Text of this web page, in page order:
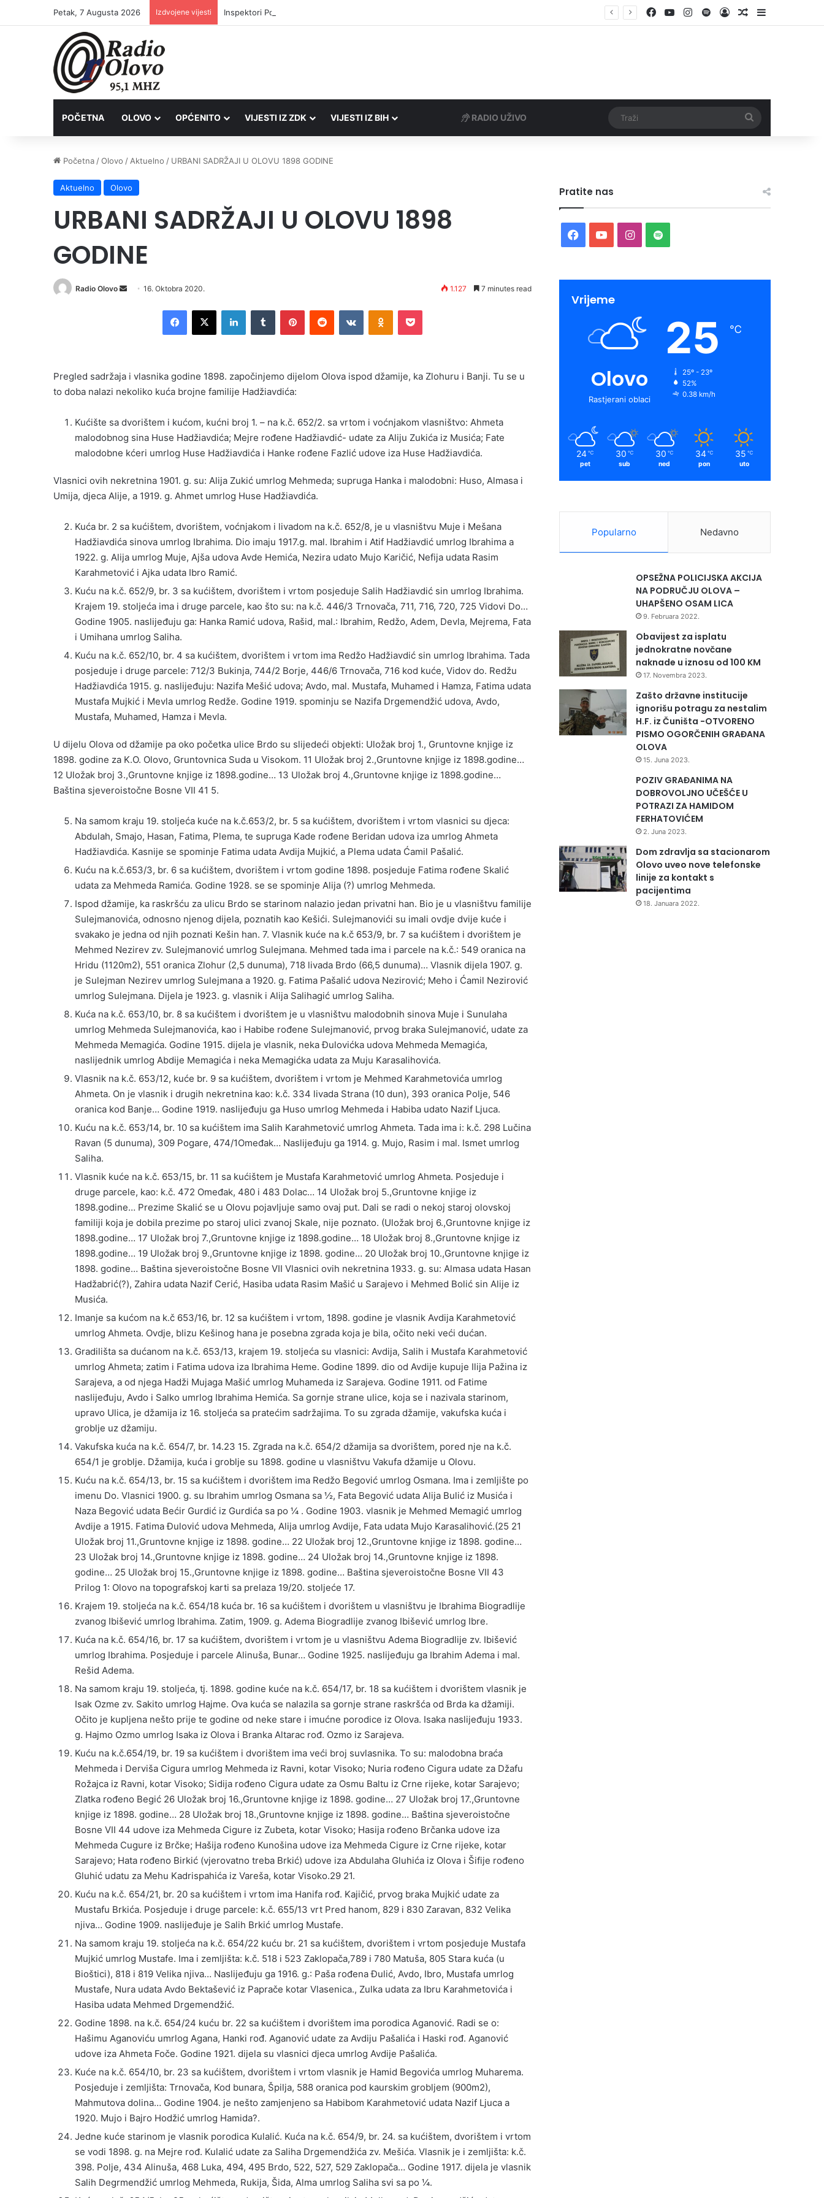
Petak, 7 Augusta 2026 Izdvojene vijesti Inspektori Porezne uprave FBiH na području ZDK izvršili 24 inspekcijska nadzora Facebook
YouTubeInstagram
SpotifyLog InRandom Article
Sidebar
POČETNA OLOVO OPĆENITO VIJESTI IZ ZDK VIJESTI IZ BIH RADIO UŽIVO
Početna /Olovo / Aktuelno / URBANI SADRŽAJI U OLOVU 1898 GODINE
Aktuelno Olovo
URBANI SADRŽAJI U OLOVU 1898
GODINE
Radio Olovo
Send16. Oktobra 2020. 1.127 7 minutes read
Facebook
X LinkedInTumblr PinterestReddit VKontakteOdnoklassniki
Pocket
Pregled sadržaja i vlasnika godine 1898. započinjemo dijelom Olova ispod džamije, ka Zlohuru i Banji. Tu se u
to doba nalazi nekoliko kuća brojne familije Hadžiavdića:
Kućište sa dvorištem i kućom, kućni broj 1. – na k.č. 652/2. sa vrtom i voćnjakom vlasništvo: Ahmeta
malodobnog sina Huse Hadžiavdića; Mejre rođene Hadžiavdić- udate za Aliju Zukića iz Musića; Fate
malodobne kćeri umrlog Huse Hadžiavdića i Hanke rođene Fazlić udove iza Huse Hadžiavdića.
Vlasnici ovih nekretnina 1901. g. su: Alija Zukić umrlog Mehmeda; supruga Hanka i malodobni: Huso, Almasa i
Umija, djeca Alije, a 1919. g. Ahmet umrlog Huse Hadžiavdića.
Kuća br. 2 sa kućištem, dvorištem, voćnjakom i livadom na k.č. 652/8, je u vlasništvu Muje i Mešana
Hadžiavdića sinova umrlog Ibrahima. Dio imaju 1917.g. mal. Ibrahim i Atif Hadžiavdić umrlog Ibrahima a
1922. g. Alija umrlog Muje, Ajša udova Avde Hemića, Nezira udato Mujo Karičić, Nefija udata Rasim
Karahmetović i Ajka udata Ibro Ramić.
Kuću na k.č. 652/9, br. 3 sa kućištem, dvorištem i vrtom posjeduje Salih Hadžiavdić sin umrlog Ibrahima.
Krajem 19. stoljeća ima i druge parcele, kao što su: na k.č. 446/3 Trnovača, 711, 716, 720, 725 Vidovi Do…
Godine 1905. naslijeđuju ga: Hanka Ramić udova, Rašid, mal.: Ibrahim, Redžo, Adem, Devla, Mejrema, Fata
i Umihana umrlog Saliha.
Kuću na k.č. 652/10, br. 4 sa kućištem, dvorištem i vrtom ima Redžo Hadžiavdić sin umrlog Ibrahima. Tada
posjeduje i druge parcele: 712/3 Bukinja, 744/2 Borje, 446/6 Trnovača, 716 kod kuće, Vidov do. Redžu
Hadžiavdića 1915. g. naslijeđuju: Nazifa Mešić udova; Avdo, mal. Mustafa, Muhamed i Hamza, Fatima udata
Mustafa Mujkić i Mevla umrlog Redže. Godine 1919. spominju se Nazifa Drgemendžić udova, Avdo,
Mustafa, Muhamed, Hamza i Mevla.
U dijelu Olova od džamije pa oko početka ulice Brdo su slijedeći objekti: Uložak broj 1., Gruntovne knjige iz
1898. godine za K.O. Olovo, Gruntovnica Suda u Visokom. 11 Uložak broj 2.,Gruntovne knjige iz 1898.godine…
12 Uložak broj 3.,Gruntovne knjige iz 1898.godine… 13 Uložak broj 4.,Gruntovne knjige iz 1898.godine…
Baština sjeveroistočne Bosne VII 41 5.
Na samom kraju 19. stoljeća kuće na k.č.653/2, br. 5 sa kućištem, dvorištem i vrtom vlasnici su djeca:
Abdulah, Smajo, Hasan, Fatima, Plema, te supruga Kade rođene Beridan udova iza umrlog Ahmeta
Hadžiavdića. Kasnije se spominje Fatima udata Avdija Mujkić, a Plema udata Ćamil Pašalić.
Kuću na k.č.653/3, br. 6 sa kućištem, dvorištem i vrtom godine 1898. posjeduje Fatima rođene Skalić
udata za Mehmeda Ramića. Godine 1928. se se spominje Alija (?) umrlog Mehmeda.
Ispod džamije, ka raskršću za ulicu Brdo se starinom nalazio jedan privatni han. Bio je u vlasništvu familije
Sulejmanovića, odnosno njenog dijela, poznatih kao Kešići. Sulejmanovići su imali ovdje dvije kuće i
svakako je jedna od njih poznati Kešin han. 7. Vlasnik kuće na k.č 653/9, br. 7 sa kućištem i dvorištem je
Mehmed Nezirev zv. Sulejmanović umrlog Sulejmana. Mehmed tada ima i parcele na k.č.: 549 oranica na
Hridu (1120m2), 551 oranica Zlohur (2,5 dunuma), 718 livada Brdo (66,5 dunuma)… Vlasnik dijela 1907. g.
je Sulejman Nezirev umrlog Sulejmana a 1920. g. Fatima Pašalić udova Nezirović; Meho i Ćamil Nezirović
umrlog Sulejmana. Dijela je 1923. g. vlasnik i Alija Salihagić umrlog Saliha.
Kuća na k.č. 653/10, br. 8 sa kućištem i dvorištem je u vlasništvu malodobnih sinova Muje i Sunulaha
umrlog Mehmeda Sulejmanovića, kao i Habibe rođene Sulejmanović, prvog braka Sulejmanović, udate za
Mehmeda Memagića. Godine 1915. dijela je vlasnik, neka Đulovićka udova Mehmeda Memagića,
naslijednik umrlog Abdije Memagića i neka Memagićka udata za Muju Karasalihovića.
Vlasnik na k.č. 653/12, kuće br. 9 sa kućištem, dvorištem i vrtom je Mehmed Karahmetovića umrlog
Ahmeta. On je vlasnik i drugih nekretnina kao: k.č. 334 livada Strana (10 dun), 393 oranica Polje, 546
oranica kod Banje… Godine 1919. naslijeđuju ga Huso umrlog Mehmeda i Habiba udato Nazif Ljuca.
Kuću na k.č. 653/14, br. 10 sa kućištem ima Salih Karahmetović umrlog Ahmeta. Tada ima i: k.č. 298 Lučina
Ravan (5 dunuma), 309 Pogare, 474/1Omeđak… Naslijeđuju ga 1914. g. Mujo, Rasim i mal. Ismet umrlog
Saliha.
Vlasnik kuće na k.č. 653/15, br. 11 sa kućištem je Mustafa Karahmetović umrlog Ahmeta. Posjeduje i
druge parcele, kao: k.č. 472 Omeđak, 480 i 483 Dolac… 14 Uložak broj 5.,Gruntovne knjige iz
1898.godine… Prezime Skalić se u Olovu pojavljuje samo ovaj put. Dali se radi o nekoj staroj olovskoj
familiji koja je dobila prezime po staroj ulici zvanoj Skale, nije poznato. (Uložak broj 6.,Gruntovne knjige iz
1898.godine… 17 Uložak broj 7.,Gruntovne knjige iz 1898.godine… 18 Uložak broj 8.,Gruntovne knjige iz
1898.godine… 19 Uložak broj 9.,Gruntovne knjige iz 1898. godine… 20 Uložak broj 10.,Gruntovne knjige iz
1898. godine… Baština sjeveroistočne Bosne VII Vlasnici ovih nekretnina 1933. g. su: Almasa udata Hasan
Hadžabrić(?), Zahira udata Nazif Cerić, Hasiba udata Rasim Mašić u Sarajevo i Mehmed Bolić sin Alije iz
Musića.
Imanje sa kućom na k.č 653/16, br. 12 sa kućištem i vrtom, 1898. godine je vlasnik Avdija Karahmetović
umrlog Ahmeta. Ovdje, blizu Kešinog hana je posebna zgrada koja je bila, očito neki veći dućan.
Gradilišta sa dućanom na k.č. 653/13, krajem 19. stoljeća su vlasnici: Avdija, Salih i Mustafa Karahmetović
umrlog Ahmeta; zatim i Fatima udova iza Ibrahima Heme. Godine 1899. dio od Avdije kupuje Ilija Pažina iz
Sarajeva, a od njega Hadži Mujaga Mašić umrlog Muhameda iz Sarajeva. Godine 1911. od Fatime
naslijeđuju, Avdo i Salko umrlog Ibrahima Hemića. Sa gornje strane ulice, koja se i nazivala starinom,
upravo Ulica, je džamija iz 16. stoljeća sa pratećim sadržajima. To su zgrada džamije, vakufska kuća i
groblje uz džamiju.
Vakufska kuća na k.č. 654/7, br. 14.23 15. Zgrada na k.č. 654/2 džamija sa dvorištem, pored nje na k.č.
654/1 je groblje. Džamija, kuća i groblje su 1898. godine u vlasništvu Vakufa džamije u Olovu.
Kuću na k.č. 654/13, br. 15 sa kućištem i dvorištem ima Redžo Begović umrlog Osmana. Ima i zemljište po
imenu Do. Vlasnici 1900. g. su Ibrahim umrlog Osmana sa ½, Fata Begović udata Alija Bulić iz Musića i
Naza Begović udata Bećir Gurdić iz Gurdića sa po ¼ . Godine 1903. vlasnik je Mehmed Memagić umrlog
Avdije a 1915. Fatima Đulović udova Mehmeda, Alija umrlog Avdije, Fata udata Mujo Karasalihović.(25 21
Uložak broj 11.,Gruntovne knjige iz 1898. godine… 22 Uložak broj 12.,Gruntovne knjige iz 1898. godine…
23 Uložak broj 14.,Gruntovne knjige iz 1898. godine… 24 Uložak broj 14.,Gruntovne knjige iz 1898.
godine… 25 Uložak broj 15.,Gruntovne knjige iz 1898. godine… Baština sjeveroistočne Bosne VII 43
Prilog 1: Olovo na topografskoj karti sa prelaza 19/20. stoljeće 17.
Krajem 19. stoljeća na k.č. 654/18 kuća br. 16 sa kućištem i dvorištem u vlasništvu je Ibrahima Biogradlije
zvanog Ibišević umrlog Ibrahima. Zatim, 1909. g. Adema Biogradlije zvanog Ibišević umrlog Ibre.
Kuća na k.č. 654/16, br. 17 sa kućištem, dvorištem i vrtom je u vlasništvu Adema Biogradlije zv. Ibišević
umrlog Ibrahima. Posjeduje i parcele Alinuša, Bunar… Godine 1925. naslijeđuju ga Ibrahim Adema i mal.
Rešid Adema.
Na samom kraju 19. stoljeća, tj. 1898. godine kuće na k.č. 654/17, br. 18 sa kućištem i dvorištem vlasnik je
Isak Ozme zv. Sakito umrlog Hajme. Ova kuća se nalazila sa gornje strane raskršća od Brda ka džamiji.
Očito je kupljena nešto prije te godine od neke stare i imućne porodice iz Olova. Isaka naslijeđuju 1933.
g. Hajmo Ozmo umrlog Isaka iz Olova i Branka Altarac rođ. Ozmo iz Sarajeva.
Kuću na k.č.654/19, br. 19 sa kućištem i dvorištem ima veći broj suvlasnika. To su: malodobna braća
Mehmeda i Derviša Cigura umrlog Mehmeda iz Ravni, kotar Visoko; Nuria rođeno Cigura udate za Džafu
Rožajca iz Ravni, kotar Visoko; Sidija rođeno Cigura udate za Osmu Baltu iz Crne rijeke, kotar Sarajevo;
Zlatka rođeno Begić 26 Uložak broj 16.,Gruntovne knjige iz 1898. godine… 27 Uložak broj 17.,Gruntovne
knjige iz 1898. godine… 28 Uložak broj 18.,Gruntovne knjige iz 1898. godine… Baština sjeveroistočne
Bosne VII 44 udove iza Mehmeda Cigure iz Zubeta, kotar Visoko; Hasija rođeno Brčanka udove iza
Mehmeda Cugure iz Brčke; Hašija rođeno Kunošina udove iza Mehmeda Cigure iz Crne rijeke, kotar
Sarajevo; Hata rođeno Birkić (vjerovatno treba Brkić) udove iza Abdulaha Gluhića iz Olova i Šifije rođeno
Gluhić udatu za Mehu Kadrispahića iz Vareša, kotar Visoko.29 21.
Kuću na k.č. 654/21, br. 20 sa kućištem i vrtom ima Hanifa rođ. Kajičić, prvog braka Mujkić udate za
Mustafu Brkića. Posjeduje i druge parcele: k.č. 655/13 vrt Pred hanom, 829 i 830 Zaravan, 832 Velika
njiva… Godine 1909. naslijeđuje je Salih Brkić umrlog Mustafe.
Na samom kraju 19. stoljeća na k.č. 654/22 kuću br. 21 sa kućištem, dvorištem i vrtom posjeduje Mustafa
Mujkić umrlog Mustafe. Ima i zemljišta: k.č. 518 i 523 Zaklopača,789 i 780 Matuša, 805 Stara kuća (u
Bioštici), 818 i 819 Velika njiva… Naslijeđuju ga 1916. g.: Paša rođena Đulić, Avdo, Ibro, Mustafa umrlog
Mustafe, Nura udata Avdo Bektašević iz Paprače kotar Vlasenica., Zulka udata za Ibru Karahmetovića i
Hasiba udata Mehmed Drgemendžić.
Godine 1898. na k.č. 654/24 kuću br. 22 sa kućištem i dvorištem ima porodica Aganović. Radi se o:
Hašimu Aganoviću umrlog Agana, Hanki rođ. Aganović udate za Avdiju Pašalića i Haski rođ. Aganović
udove iza Ahmeta Foče. Godine 1921. dijela su vlasnici djeca umrlog Avdije Pašalića.
Kuće na k.č. 654/10, br. 23 sa kućištem, dvorištem i vrtom vlasnik je Hamid Begovića umrlog Muharema.
Posjeduje i zemljišta: Trnovača, Kod bunara, Špilja, 588 oranica pod kaurskim grobljem (900m2),
Mahmutova dolina… Godine 1904. je nešto zamjenjeno sa Habibom Karahmetović udata Nazif Ljuca a
1920. Mujo i Bajro Hodžić umrlog Hamida?.
Jedne kuće starinom je vlasnik porodica Kulalić. Kuća na k.č. 654/9, br. 24. sa kućištem, dvorištem i vrtom
se vodi 1898. g. na Mejre rođ. Kulalić udate za Saliha Drgemendžića zv. Mešića. Vlasnik je i zemljišta: k.č.
398. Polje, 434 Alinuša, 468 Luka, 494, 495 Brdo, 522, 527, 529 Zaklopača… Godine 1917. dijela je vlasnik
Salih Degrmendžić umrlog Mehmeda, Rukija, Šida, Alma umrlog Saliha svi sa po ¼.
Pratite nas
Facebook
YouTubeInstagram
Spotify
Vrijeme
Olovo
Rastjerani oblaci
25 ℃
25º - 23º
52%
0.38 km/h
24 ℃
pet
30 ℃
sub
30 ℃
ned
34 ℃
pon
35 ℃
uto
Popularno Nedavno
OPSEŽNA POLICIJSKA AKCIJA
NA PODRUČJU OLOVA –
UHAPŠENO OSAM LICA
9. Februara 2022.
Obavijest za isplatu
jednokratne novčane
naknade u iznosu od 100 KM
17. Novembra 2023.
Zašto državne institucije
ignorišu potragu za nestalim
H.F. iz Čuništa -OTVORENO
PISMO OGORČENIH GRAĐANA
OLOVA
15. Juna 2023.
POZIV GRAĐANIMA NA
DOBROVOLJNO UČEŠĆE U
POTRAZI ZA HAMIDOM
FERHATOVIĆEM
2. Juna 2023.
Dom zdravlja sa stacionarom
Olovo uveo nove telefonske
linije za kontakt s
pacijentima
18. Januara 2022.